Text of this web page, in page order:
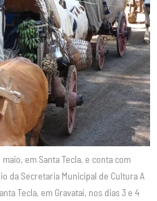
em Santa Tecla, e conta com
da Secretaria Municipal de Cultura A
Tecla, em Gravataí, nos dias 3 e 4